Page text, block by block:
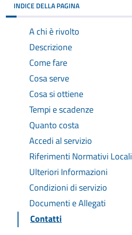
INDICE DELLA PAGINA
A chi è rivolto
Descrizione
Come fare
Cosa serve
Cosa si ottiene
Tempi e scadenze
Quanto costa
Accedi al servizio
Riferimenti Normativi Locali
Ulteriori Informazioni
Condizioni di servizio
Documenti e Allegati
Contatti